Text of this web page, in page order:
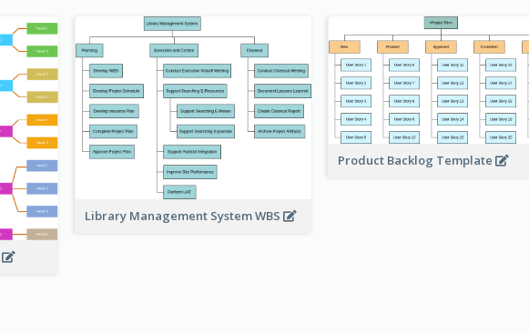
Library Management System WBS
Product Backlog Template